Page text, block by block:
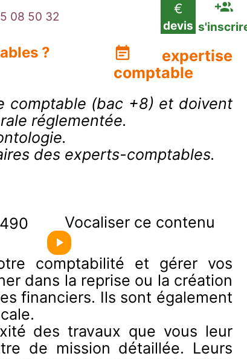
08 50 32
€
devis
?
expertise
comptable
comptable (bac +8) et doivent
réglementée.
des experts-comptables.
Vocaliser ce contenu
comptabilité et gérer vos
dans la reprise ou la création
financiers. Ils sont également
des travaux que vous leur
de mission détaillée. Leurs